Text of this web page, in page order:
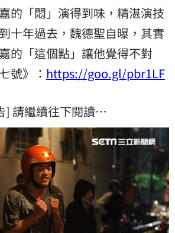
的「悶」演得到味，精湛演技
十年過去，魏德聖自曝，其實
的「這個點」讓他覺得不對
號》： https://goo.gl/pbr1LF
] 請繼續往下閱讀…